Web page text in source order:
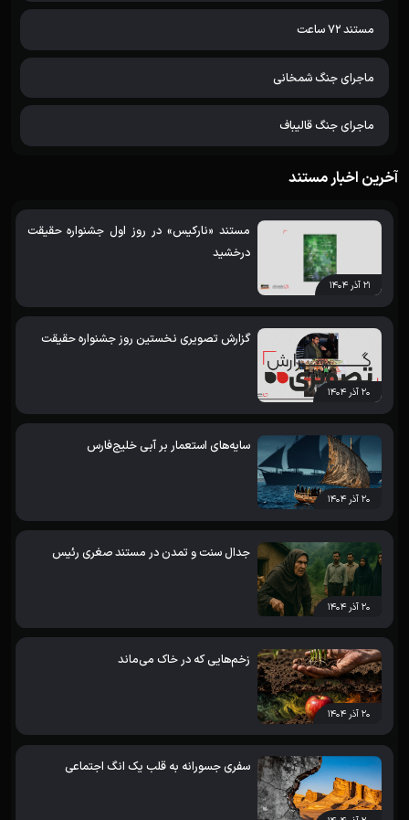
مستند 72 ساعت
ماجرای جنگ شمخانی
ماجرای جنگ قالیباف
آخرین اخبار مستند
۲۱ آذر ۱۴۰۴
مستند «نارکیس» در روز اول جشنواره حقیقت
درخشید
۲۰ آذر ۱۴۰۴
گزارش تصویری نخستین روز جشنواره حقیقت
۲۰ آذر ۱۴۰۴
سایه‌های استعمار بر آبی خلیج‌فارس
۲۰ آذر ۱۴۰۴
جدال سنت و تمدن در مستند صغری رئیس
۲۰ آذر ۱۴۰۴
زخم‌هایی که در خاک می‌ماند
سفری جسورانه به قلب یک انگ اجتماعی